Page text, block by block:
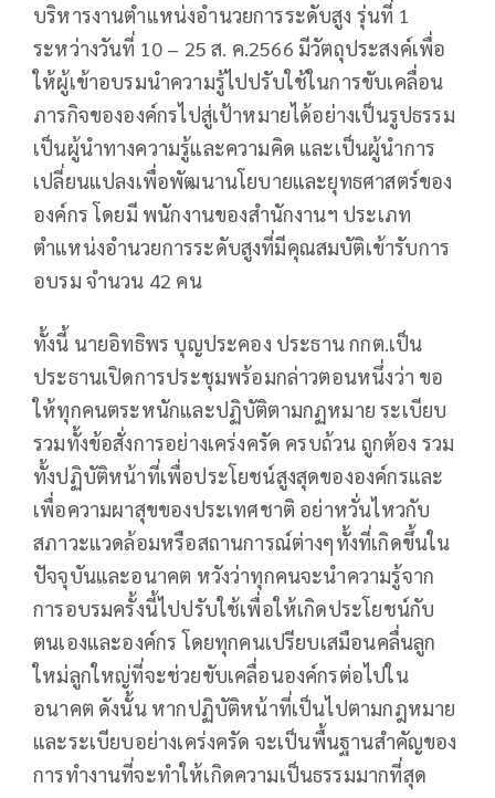
บริหารงานตำแหน่งอำนวยการระดับสูง รุ่นที่ 1
ระหว่างวันที่ 10 – 25 ส. ค.2566 มีวัตถุประสงค์เพื่อ
ให้ผู้เข้าอบรมนำความรู้ไปปรับใช้ในการขับเคลื่อน
ภารกิจขององค์กรไปสู่เป้าหมายได้อย่างเป็นรูปธรรม
เป็นผู้นำทางความรู้และความคิด และเป็นผู้นำการ
เปลี่ยนแปลงเพื่อพัฒนานโยบายและยุทธศาสตร์ของ
องค์กร โดยมี พนักงานของสำนักงานฯ ประเภท
ตำแหน่งอำนวยการระดับสูงที่มีคุณสมบัติเข้ารับการ
อบรม จำนวน 42 คน
ทั้งนี้ นายอิทธิพร บุญประคอง ประธาน กกต.เป็น
ประธานเปิดการประชุมพร้อมกล่าวตอนหนึ่งว่า ขอ
ให้ทุกคนตระหนักและปฏิบัติตามกฏหมาย ระเบียบ
รวมทั้งข้อสั่งการอย่างเคร่งครัด ครบถ้วน ถูกต้อง รวม
ทั้งปฏิบัติหน้าที่เพื่อประโยชน์สูงสุดขององค์กรและ
เพื่อความผาสุขของประเทศชาติ อย่าหวั่นไหวกับ
สภาวะแวดล้อมหรือสถานการณ์ต่างๆทั้งที่เกิดขึ้นใน
ปัจจุบันและอนาคต หวังว่าทุกคนจะนำความรู้จาก
การอบรมครั้งนี้ไปปรับใช้เพื่อให้เกิดประโยชน์กับ
ตนเองและองค์กร โดยทุกคนเปรียบเสมือนคลื่นลูก
ใหม่ลูกใหญ่ที่จะช่วยขับเคลื่อนองค์กรต่อไปใน
อนาคต ดังนั้น หากปฏิบัติหน้าที่เป็นไปตามกฎหมาย
และระเบียบอย่างเคร่งครัด จะเป็นพื้นฐานสำคัญของ
การทำงานที่จะทำให้เกิดความเป็นธรรมมากที่สุด